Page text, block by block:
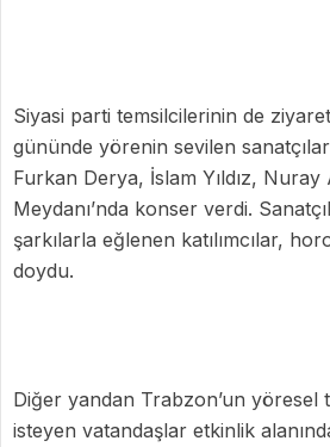
Siyasi parti temsilcilerinin de
gününde yörenin sevilen
Furkan Derya, İslam Yıldız,
Meydanı’nda konser verdi.
şarkılarla eğlenen katılımcılar,
doydu.
Diğer yandan Trabzon’un yöresel
isteyen vatandaşlar etkinlik